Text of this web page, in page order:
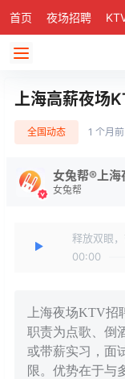
首页 夜场招聘
上海高薪夜场
全国动态 1 个月前
女兔帮®上海
女兔帮
释放双眼
00:00
上海夜场KTV招
职责为点歌、倒
或带薪实习，面
限。优势在于与